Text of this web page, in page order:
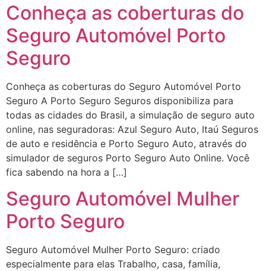
Conheça as coberturas do
Seguro Automóvel Porto
Seguro
Conheça as coberturas do Seguro Automóvel Porto
Seguro A Porto Seguro Seguros disponibiliza para
todas as cidades do Brasil, a simulação de seguro auto
online, nas seguradoras: Azul Seguro Auto, Itaú Seguros
de auto e residência e Porto Seguro Auto, através do
simulador de seguros Porto Seguro Auto Online. Você
fica sabendo na hora a […]
Seguro Automóvel Mulher
Porto Seguro
Seguro Automóvel Mulher Porto Seguro: criado
especialmente para elas Trabalho, casa, família,